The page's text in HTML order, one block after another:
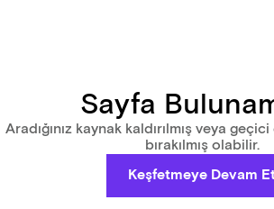
Sayfa
Aradığınız kaynak kaldırılmış veya
bırakılmış olabilir.
Keşfetmeye Devam